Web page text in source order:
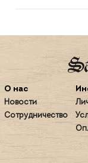
О нас
Новости
Сотрудничество